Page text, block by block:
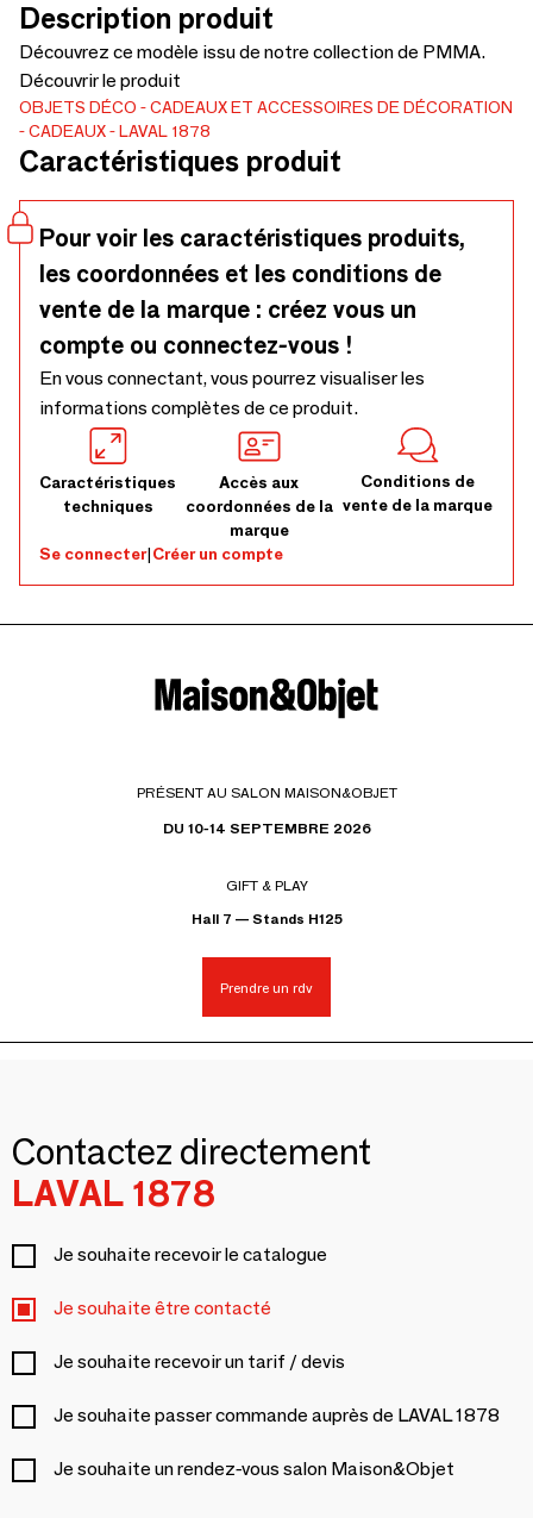
Description produit
Découvrez ce modèle issu de notre collection de PMMA.
Découvrir le produit
OBJETS DÉCO
CADEAUX ET ACCESSOIRES DE DÉCORATION
CADEAUX
LAVAL 1878
Caractéristiques produit
Pour voir les caractéristiques produits,
les coordonnées et les conditions de
vente de la marque : créez vous un
compte ou connectez-vous !
En vous connectant, vous pourrez visualiser les
informations complètes de ce produit.
Caractéristiques
techniques
Accès aux
coordonnées de la
marque
Conditions de
vente de la marque
Se connecter|Créer un compte
PRÉSENT AU SALON MAISON&OBJET
DU 10-14 SEPTEMBRE 2026
GIFT & PLAY
Hall 7 — Stands H125
Prendre un rdv
Contactez directement
LAVAL 1878
Je souhaite recevoir le catalogue
Je souhaite être contacté
Je souhaite recevoir un tarif / devis
Je souhaite passer commande auprès de LAVAL 1878
Je souhaite un rendez-vous salon Maison&Objet